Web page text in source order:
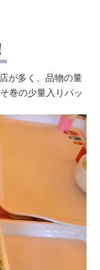
が多く、品物の量
巻の少量入りパッ